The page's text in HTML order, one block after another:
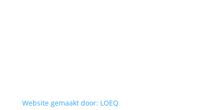
Website gemaakt door: LOEQ